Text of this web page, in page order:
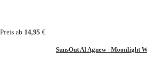
Preis ab 14,95 €
SunsOut Al Agnew - Moonlight